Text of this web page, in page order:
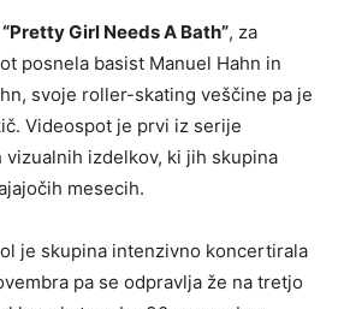
“Pretty Girl Needs A Bath”, za
posnela basist Manuel Hahn in
svoje roller-skating veščine pa je
Videospot je prvi iz serije
izdelkov, ki jih skupina
mesecih.
je skupina intenzivno koncertirala
pa se odpravlja že na tretjo